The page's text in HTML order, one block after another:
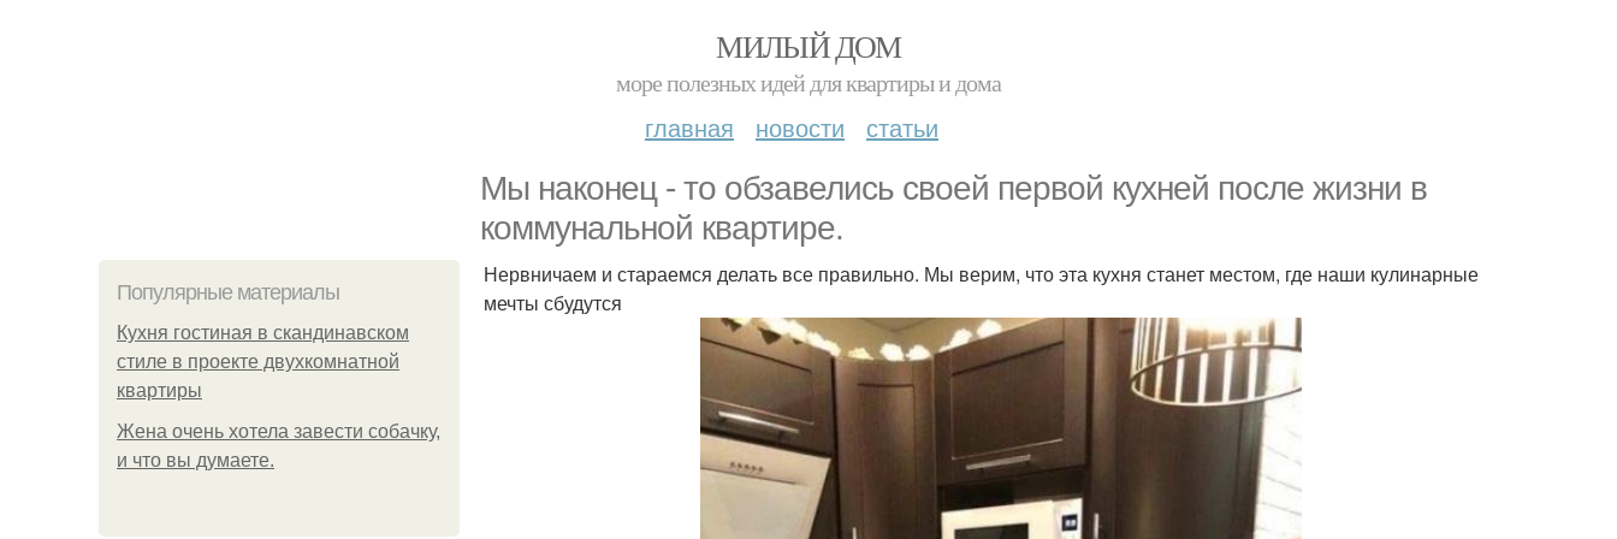
МИЛЫЙ ДОМ
море полезных идей для квартиры и дома
главная новости статьи
Мы наконец - то обзавелись своей первой кухней после жизни в
коммунальной квартире.
Популярные материалы
Кухня гостиная в скандинавском
стиле в проекте двухкомнатной
квартиры
Жена очень хотела завести собачку,
и что вы думаете.
Нервничаем и стараемся делать все правильно. Мы верим, что эта кухня станет местом, где наши кулинарные
мечты сбудутся